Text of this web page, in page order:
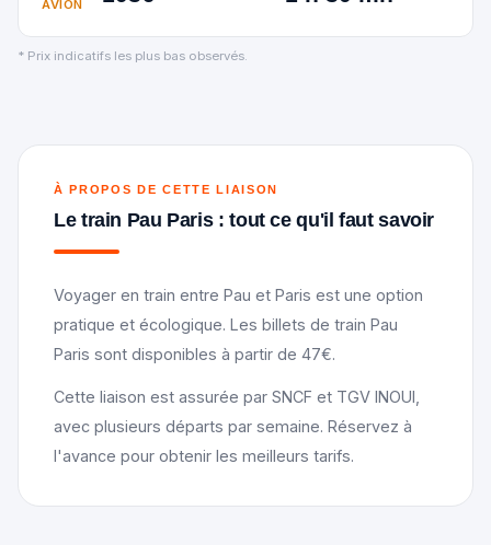
AVION
* Prix indicatifs les plus bas observés.
À PROPOS DE CETTE LIAISON
Le train Pau Paris : tout ce qu'il faut savoir
Voyager en train entre Pau et Paris est une option
pratique et écologique. Les billets de train Pau
Paris sont disponibles à partir de 47€.
Cette liaison est assurée par SNCF et TGV INOUI,
avec plusieurs départs par semaine. Réservez à
l'avance pour obtenir les meilleurs tarifs.